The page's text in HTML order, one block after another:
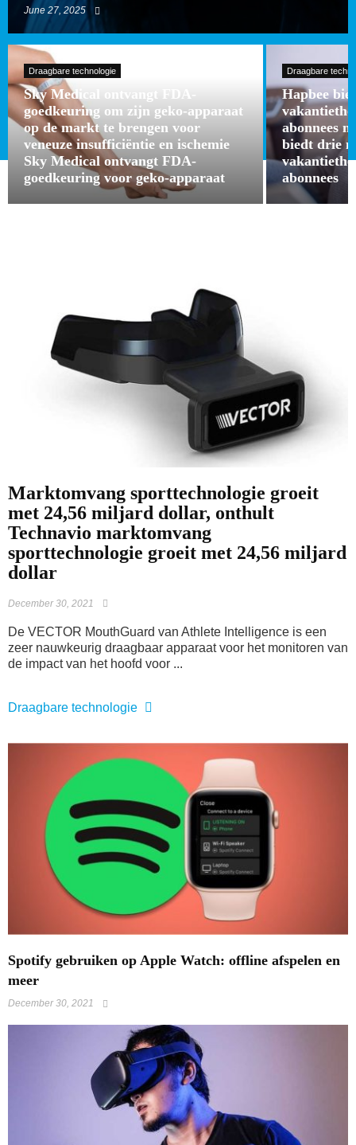
June 27, 2025
Draagbare technologie
Sky Medical ontvangt FDA-
goedkeuring om zijn geko-apparaat
op de markt te brengen voor
veneuze insufficiëntie en ischemie
Sky Medical ontvangt FDA-
goedkeuring voor geko-apparaat
Draagbare
Hapbee
abonnees
biedt drie
abonnees
Marktomvang sporttechnologie groeit
met 24,56 miljard dollar, onthult
Technavio marktomvang
sporttechnologie groeit met 24,56 miljard
dollar
December 30, 2021
De VECTOR MouthGuard van Athlete Intelligence is een
zeer nauwkeurig draagbaar apparaat voor het monitoren van
de impact van het hoofd voor ...
Draagbare technologie
Spotify gebruiken op Apple Watch: offline afspelen en
meer
December 30, 2021